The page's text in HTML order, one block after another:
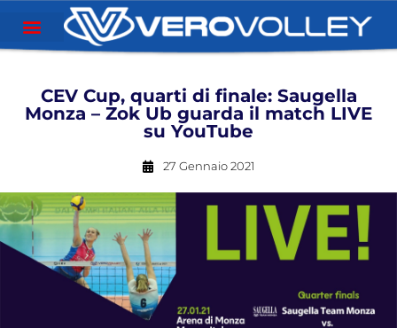
CEV Cup, quarti di finale: Saugella
Monza – Zok Ub guarda il match LIVE
su YouTube
27 Gennaio 2021